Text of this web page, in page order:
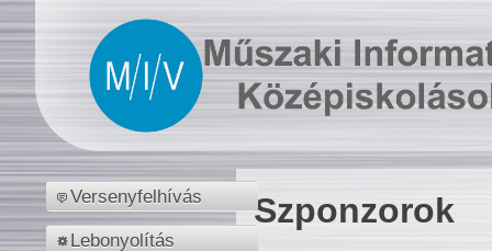
Versenyfelhívás
Lebonyolítás
Szponzorok